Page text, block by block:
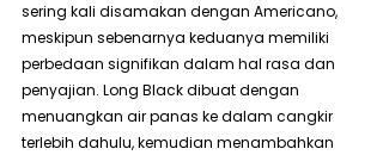
sering kali disamakan dengan Americano,
meskipun sebenarnya keduanya memiliki
perbedaan signifikan dalam hal rasa dan
penyajian. Long Black dibuat dengan
menuangkan air panas ke dalam cangkir
terlebih dahulu, kemudian menambahkan